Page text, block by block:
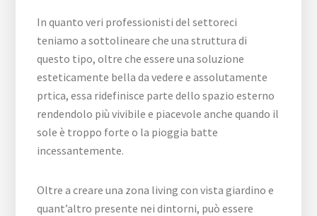
In quanto veri professionisti del settoreci
teniamo a sottolineare che una struttura di
questo tipo, oltre che essere una soluzione
esteticamente bella da vedere e assolutamente
prtica, essa ridefinisce parte dello spazio esterno
rendendolo più vivibile e piacevole anche quando il
sole è troppo forte o la pioggia batte
incessantemente.
Oltre a creare una zona living con vista giardino e
quant’altro presente nei dintorni, può essere